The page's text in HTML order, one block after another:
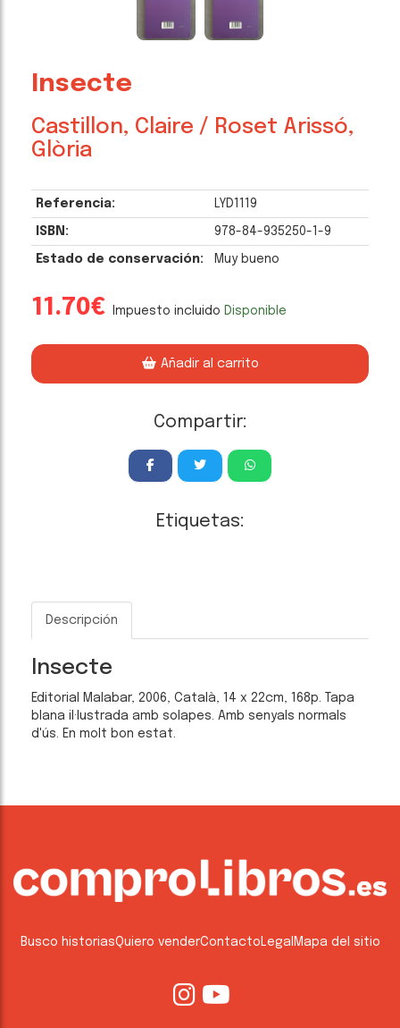
Insecte
Castillon, Claire / Roset Arissó,
Glòria
Referencia: LYD1119
ISBN: 978-84-935250-1-9
Estado de conservación: Muy bueno
11.70€ Impuesto incluido Disponible
Añadir al carrito
Compartir:
Etiquetas:
Descripción
Insecte
Editorial Malabar, 2006, Català, 14 x 22cm, 168p. Tapa
blana il·lustrada amb solapes. Amb senyals normals
d'ús. En molt bon estat.
Busco historiasQuiero venderContacto Legal Mapa del sitio